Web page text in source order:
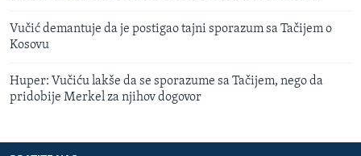
Vučić demantuje da je postigao tajni sporazum sa Tačijem o
Kosovu
Huper: Vučiću lakše da se sporazume sa Tačijem, nego da
pridobije Merkel za njihov dogovor